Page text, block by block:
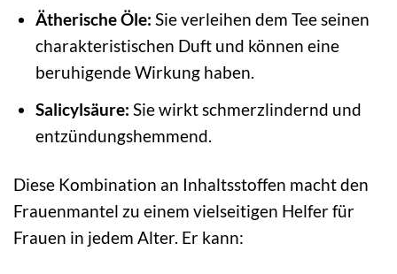
Ätherische Öle: Sie verleihen dem Tee seinen
charakteristischen Duft und können eine
beruhigende Wirkung haben.
Salicylsäure: Sie wirkt schmerzlindernd und
entzündungshemmend.
Diese Kombination an Inhaltsstoffen macht den
Frauenmantel zu einem vielseitigen Helfer für
Frauen in jedem Alter. Er kann: